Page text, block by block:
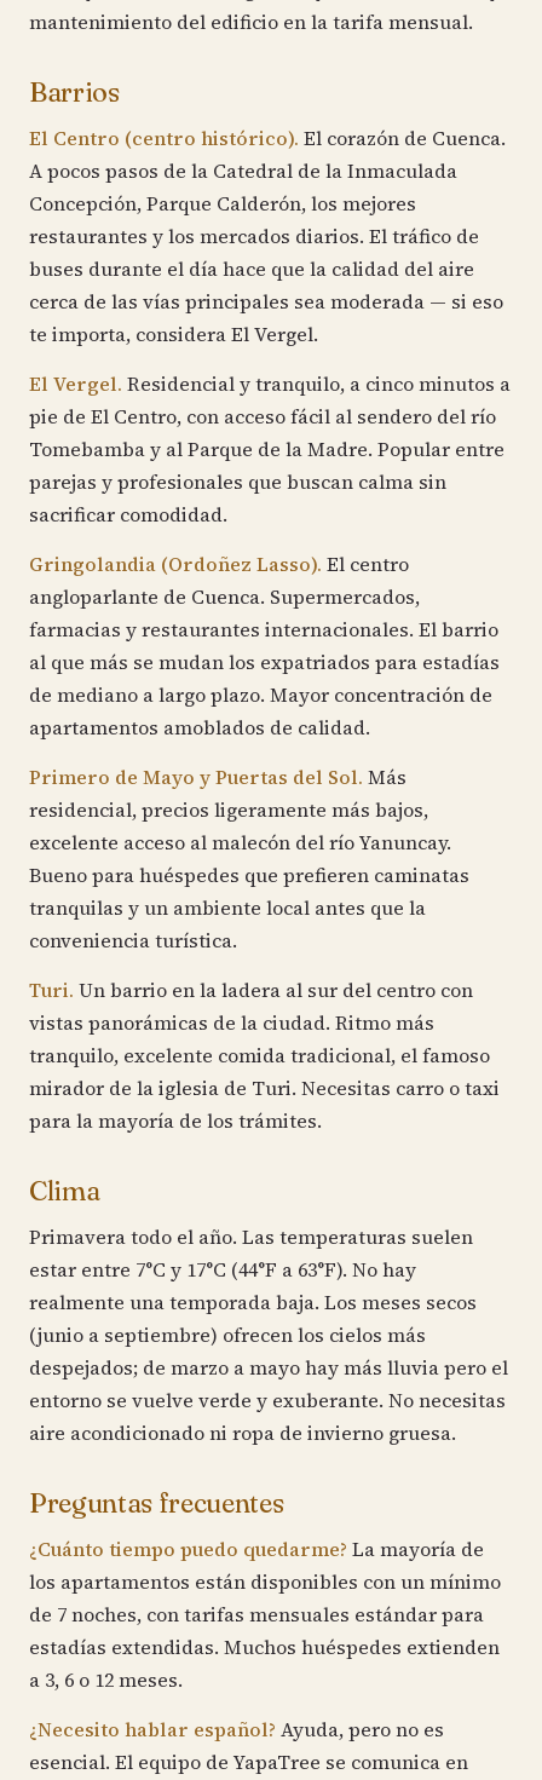
mantenimiento del edificio en la tarifa mensual.
Barrios
El Centro (centro histórico). El corazón de Cuenca.
A pocos pasos de la Catedral de la Inmaculada
Concepción, Parque Calderón, los mejores
restaurantes y los mercados diarios. El tráfico de
buses durante el día hace que la calidad del aire
cerca de las vías principales sea moderada — si eso
te importa, considera El Vergel.
El Vergel. Residencial y tranquilo, a cinco minutos a
pie de El Centro, con acceso fácil al sendero del río
Tomebamba y al Parque de la Madre. Popular entre
parejas y profesionales que buscan calma sin
sacrificar comodidad.
Gringolandia (Ordoñez Lasso). El centro
angloparlante de Cuenca. Supermercados,
farmacias y restaurantes internacionales. El barrio
al que más se mudan los expatriados para estadías
de mediano a largo plazo. Mayor concentración de
apartamentos amoblados de calidad.
Primero de Mayo y Puertas del Sol. Más
residencial, precios ligeramente más bajos,
excelente acceso al malecón del río Yanuncay.
Bueno para huéspedes que prefieren caminatas
tranquilas y un ambiente local antes que la
conveniencia turística.
Turi. Un barrio en la ladera al sur del centro con
vistas panorámicas de la ciudad. Ritmo más
tranquilo, excelente comida tradicional, el famoso
mirador de la iglesia de Turi. Necesitas carro o taxi
para la mayoría de los trámites.
Clima
Primavera todo el año. Las temperaturas suelen
estar entre 7°C y 17°C (44°F a 63°F). No hay
realmente una temporada baja. Los meses secos
(junio a septiembre) ofrecen los cielos más
despejados; de marzo a mayo hay más lluvia pero el
entorno se vuelve verde y exuberante. No necesitas
aire acondicionado ni ropa de invierno gruesa.
Preguntas frecuentes
¿Cuánto tiempo puedo quedarme? La mayoría de
los apartamentos están disponibles con un mínimo
de 7 noches, con tarifas mensuales estándar para
estadías extendidas. Muchos huéspedes extienden
a 3, 6 o 12 meses.
¿Necesito hablar español? Ayuda, pero no es
esencial. El equipo de YapaTree se comunica en